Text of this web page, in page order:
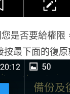
是否要給權
最下面的復